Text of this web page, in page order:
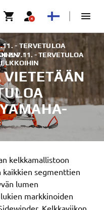
2.-7.11. - TERVETULOA
- TERVETULOA
|
kelkkamallistoon
kaikkien segmenttien
lumen
markkinoiden
Kelkkaviikon